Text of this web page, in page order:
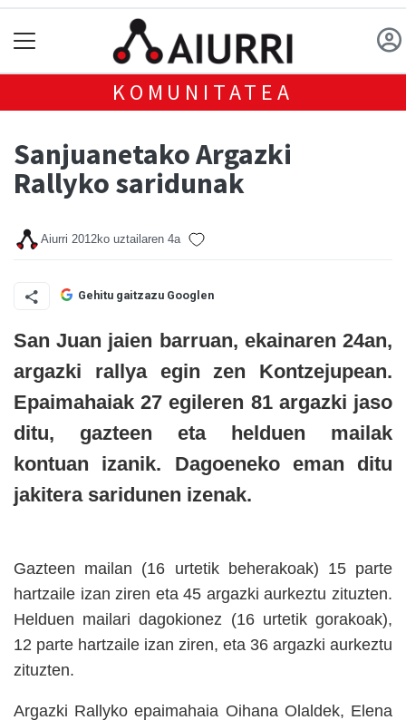
KOMUNITATEA
Sanjuanetako Argazki
Rallyko saridunak
Aiurri 2012ko uztailaren 4a
Gehitu gaitzazu Googlen
San Juan jaien barruan, ekainaren 24an,
argazki rallya egin zen Kontzejupean.
Epaimahaiak 27 egileren 81 argazki jaso
ditu, gazteen eta helduen mailak
kontuan izanik. Dagoeneko eman ditu
jakitera saridunen izenak.
Gazteen mailan (16 urtetik beherakoak) 15 parte
hartzaile izan ziren eta 45 argazki aurkeztu zituzten.
Helduen mailari dagokionez (16 urtetik gorakoak),
12 parte hartzaile izan ziren, eta 36 argazki aurkeztu
zituzten.
Argazki Rallyko epaimahaia Oihana Olaldek, Elena